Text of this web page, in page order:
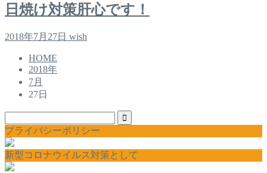
日焼け対策肝心です！
2018年7月27日 wish
HOME
2018年
7月
27日
プライバシーポリシー
新型コロナウイルス対策として